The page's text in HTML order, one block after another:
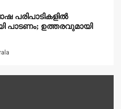
പരിപാടികളിൽ
പാടണം; ഉത്തരവുമായി